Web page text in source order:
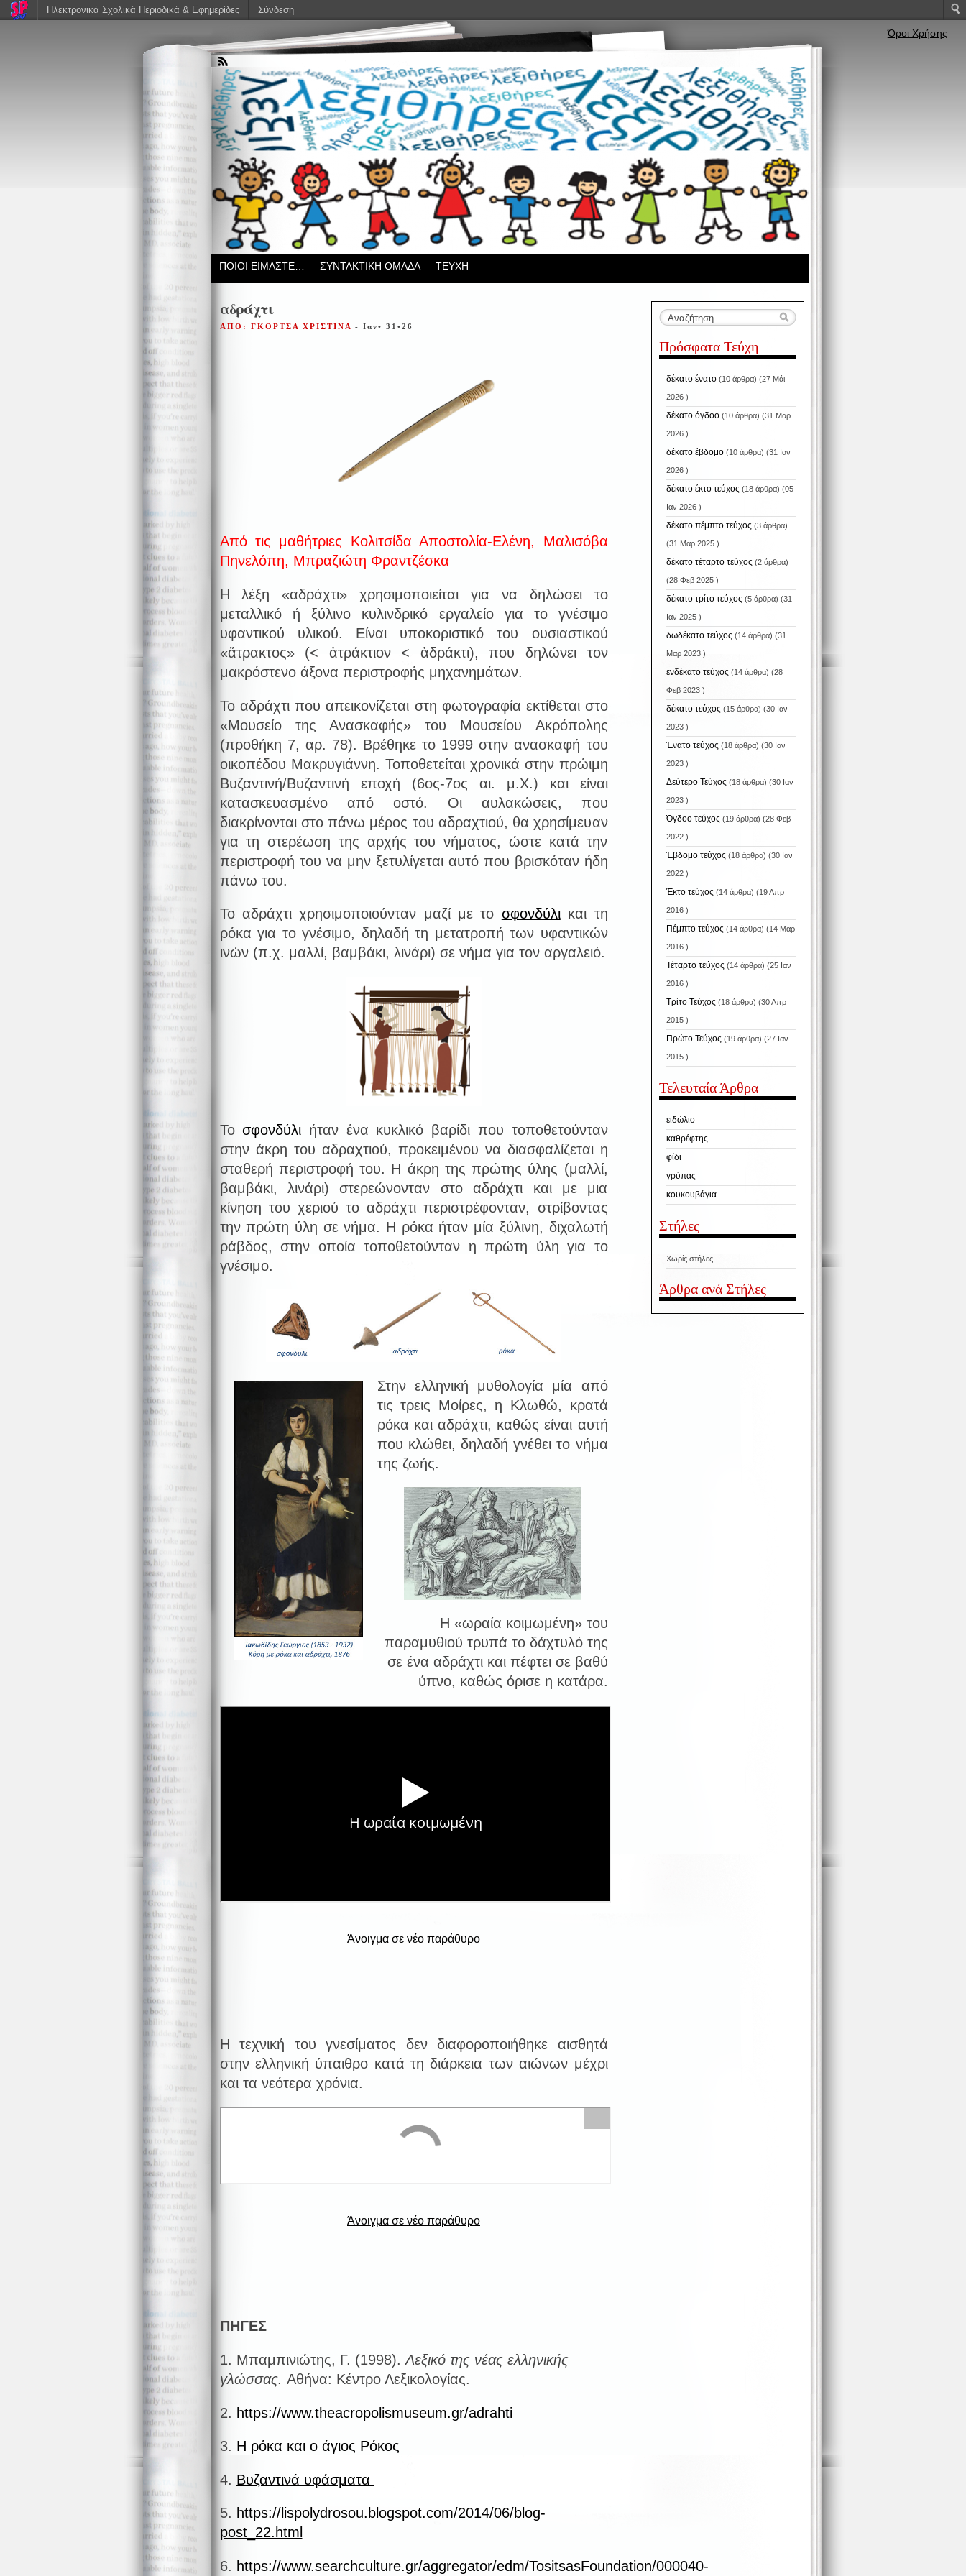
ΠΟΙΟΙ ΕΙΜΑΣΤΕ… ΣΥΝΤΑΚΤΙΚΗ ΟΜΑΔΑ ΤΕΥΧΗ
αδράχτι
ΑΠΟ: ΓΚΟΡΤΣΑ ΧΡΙΣΤΙΝΑ - Ιαν• 31•26
Από τις μαθήτριες Κολιτσίδα Αποστολία-Ελένη, Μαλισόβα
Πηνελόπη, Μπραζιώτη Φραντζέσκα
Η λέξη «αδράχτι» χρησιμοποιείται για να δηλώσει το
μεταλλικό ή ξύλινο κυλινδρικό εργαλείο για το γνέσιμο
υφαντικού υλικού. Είναι υποκοριστικό του ουσιαστικού
«ἄτρακτος» (< ἀτράκτιον < ἀδράκτι), που δηλώνει τον
μακρόστενο άξονα περιστροφής μηχανημάτων.
Το αδράχτι που απεικονίζεται στη φωτογραφία εκτίθεται στο
«Μουσείο της Ανασκαφής» του Μουσείου Ακρόπολης
(προθήκη 7, αρ. 78). Βρέθηκε το 1999 στην ανασκαφή του
οικοπέδου Μακρυγιάννη. Τοποθετείται χρονικά στην πρώιμη
Βυζαντινή/Βυζαντινή εποχή (6ος-7ος αι. μ.Χ.) και είναι
κατασκευασμένο από οστό. Οι αυλακώσεις, που
διακρίνονται στο πάνω μέρος του αδραχτιού, θα χρησίμευαν
για τη στερέωση της αρχής του νήματος, ώστε κατά την
περιστροφή του να μην ξετυλίγεται αυτό που βρισκόταν ήδη
πάνω του.
Το αδράχτι χρησιμοποιούνταν μαζί με το σφονδύλικαι τη
ρόκα για το γνέσιμο, δηλαδή τη μετατροπή των υφαντικών
ινών (π.χ. μαλλί, βαμβάκι, λινάρι) σε νήμα για τον αργαλειό.
Τοσφονδύλι ήταν ένα κυκλικό βαρίδι που τοποθετούνταν
στην άκρη του αδραχτιού, προκειμένου να διασφαλίζεται η
σταθερή περιστροφή του. Η άκρη της πρώτης ύλης (μαλλί,
βαμβάκι, λινάρι) στερεώνονταν στο αδράχτι και με μια
κίνηση του χεριού το αδράχτι περιστρέφονταν, στρίβοντας
την πρώτη ύλη σε νήμα. Η ρόκα ήταν μία ξύλινη, διχαλωτή
ράβδος, στην οποία τοποθετούνταν η πρώτη ύλη για το
γνέσιμο.
Στην ελληνική μυθολογία μία από
τις τρεις Μοίρες, η Κλωθώ, κρατά
ρόκα και αδράχτι, καθώς είναι αυτή
που κλώθει, δηλαδή γνέθει το νήμα
της ζωής.
Η «ωραία κοιμωμένη» του
παραμυθιού τρυπά το δάχτυλό της
σε ένα αδράχτι και πέφτει σε βαθύ
ύπνο, καθώς όρισε η κατάρα.
Άνοιγμα σε νέο παράθυρο
Η τεχνική του γνεσίματος δεν διαφοροποιήθηκε αισθητά
στην ελληνική ύπαιθρο κατά τη διάρκεια των αιώνων μέχρι
και τα νεότερα χρόνια.
Άνοιγμα σε νέο παράθυρο
ΠΗΓΕΣ
1. Μπαμπινιώτης, Γ. (1998). Λεξικό της νέας ελληνικής
γλώσσας. Αθήνα: Κέντρο Λεξικολογίας.
2. https://www.theacropolismuseum.gr/adrahti
3. Η ρόκα και ο άγιος Ρόκος
4. Βυζαντινά υφάσματα
5. https://lispolydrosou.blogspot.com/2014/06/blog-
post_22.html
6. https://www.searchculture.gr/aggregator/edm/TositsasFoundation/000040-
Πρόσφατα Τεύχη
δέκατο ένατο(10 άρθρα) (27 Μάι
2026 )
δέκατο όγδοο(10 άρθρα) (31 Μαρ
2026 )
δέκατο έβδομο(10 άρθρα) (31 Ιαν
2026 )
δέκατο έκτο τεύχος (18 άρθρα) (05
Ιαν 2026 )
δέκατο πέμπτο τεύχος (3 άρθρα)
(31 Μαρ 2025 )
δέκατο τέταρτο τεύχος (2 άρθρα)
(28 Φεβ 2025 )
δέκατο τρίτο τεύχος (5 άρθρα) (31
Ιαν 2025 )
δωδέκατο τεύχος (14 άρθρα) (31
Μαρ 2023 )
ενδέκατο τεύχος (14 άρθρα) (28
Φεβ 2023 )
δέκατο τεύχος (15 άρθρα) (30 Ιαν
2023 )
Ένατο τεύχος (18 άρθρα) (30 Ιαν
2023 )
Δεύτερο Τεύχος (18 άρθρα) (30 Ιαν
2023 )
Όγδοο τεύχος (19 άρθρα) (28 Φεβ
2022 )
Έβδομο τεύχος (18 άρθρα) (30 Ιαν
2022 )
Έκτο τεύχος (14 άρθρα) (19 Απρ
2016 )
Πέμπτο τεύχος (14 άρθρα) (14 Μαρ
2016 )
Τέταρτο τεύχος (14 άρθρα) (25 Ιαν
2016 )
Τρίτο Τεύχος (18 άρθρα) (30 Απρ
2015 )
Πρώτο Τεύχος (19 άρθρα) (27 Ιαν
2015 )
Τελευταία Άρθρα
ειδώλιο
καθρέφτης
φίδι
γρύπας
κουκουβάγια
Στήλες
Χωρίς στήλες
Άρθρα ανά Στήλες
Όροι Χρήσης
Ηλεκτρονικά Σχολικά Περιοδικά & Εφημερίδες Σύνδεση